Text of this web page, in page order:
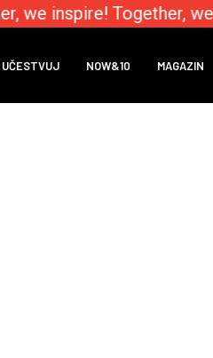
inspire! Together,
UČESTVUJ NOW&10 MAGAZIN